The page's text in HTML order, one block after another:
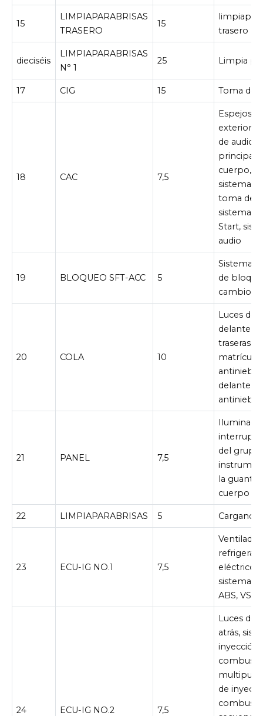
15
LIMPIAPARABRISAS
TRASERO
15
trasero
dieciséis
LIMPIAPARABRISAS
N° 1
25 Limpia
17 CIG 15 Toma de
18 CAC 7,5
Espejos
de audio,
principal
cuerpo,
sistema
toma de
sistema
Start,
audio
19 BLOQUEO SFT-ACC 5
Sistema
de
cambios
20 COLA 10
Luces de
traseras,
matrícula,
antiniebla
antiniebla
21 PANEL 7,5
del grupo
la
cuerpo
22 LIMPIAPARABRISAS 5 Cargando
23 ECU-IG NO.1 7,5
eléctrico,
sistema
ABS, VSC
24 ECU-IG NO.2 7,5
Luces de
atrás,
inyección
de